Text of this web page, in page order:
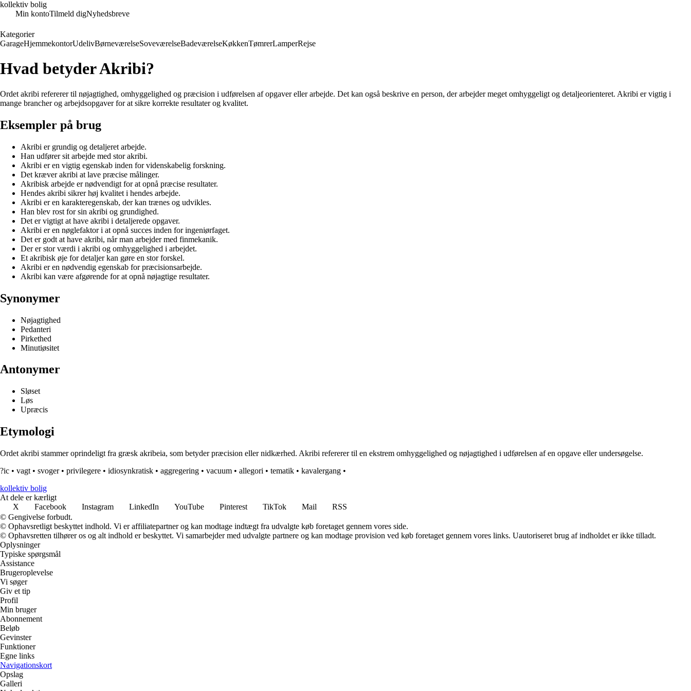
kollektiv bolig
Min kontoTilmeld digNyhedsbreve
Kategorier
GarageHjemmekontorUdelivBørneværelseSoveværelseBadeværelseKøkkenTømrerLamperRejse
Hvad betyder Akribi?
Ordet akribi refererer til nøjagtighed, omhyggelighed og præcision i udførelsen af opgaver eller arbejde. Det kan også beskrive en person, der arbejder meget omhyggeligt og detaljeorienteret. Akribi er vigtig i
mange brancher og arbejdsopgaver for at sikre korrekte resultater og kvalitet.
Eksempler på brug
Akribi er grundig og detaljeret arbejde.
Han udfører sit arbejde med stor akribi.
Akribi er en vigtig egenskab inden for videnskabelig forskning.
Det kræver akribi at lave præcise målinger.
Akribisk arbejde er nødvendigt for at opnå præcise resultater.
Hendes akribi sikrer høj kvalitet i hendes arbejde.
Akribi er en karakteregenskab, der kan trænes og udvikles.
Han blev rost for sin akribi og grundighed.
Det er vigtigt at have akribi i detaljerede opgaver.
Akribi er en nøglefaktor i at opnå succes inden for ingeniørfaget.
Det er godt at have akribi, når man arbejder med finmekanik.
Der er stor værdi i akribi og omhyggelighed i arbejdet.
Et akribisk øje for detaljer kan gøre en stor forskel.
Akribi er en nødvendig egenskab for præcisionsarbejde.
Akribi kan være afgørende for at opnå nøjagtige resultater.
Synonymer
Nøjagtighed
Pedanteri
Pirkethed
Minutiøsitet
Antonymer
Sløset
Løs
Upræcis
Etymologi
Ordet akribi stammer oprindeligt fra græsk akribeia, som betyder præcision eller nidkærhed. Akribi refererer til en ekstrem omhyggelighed og nøjagtighed i udførelsen af en opgave eller undersøgelse.
?ic • vagt • svoger• privilegere • idiosynkratisk • aggregering • vacuum • allegori • tematik • kavalergang •
kollektiv bolig
At dele er kærligt
X
Facebook Instagram LinkedIn YouTube Pinterest TikTok Mail
RSS
© Gengivelse forbudt.
© Ophavsretligt beskyttet indhold. Vi er affiliatepartner og kan modtage indtægt fra udvalgte køb foretaget gennem vores side.
© Ophavsretten tilhører os og alt indhold er beskyttet. Vi samarbejder med udvalgte partnere og kan modtage provision ved køb foretaget gennem vores links. Uautoriseret brug af indholdet er ikke tilladt.
Oplysninger
Typiske spørgsmål
Assistance
Brugeroplevelse
Vi søger
Giv et tip
Profil
Min bruger
Abonnement
Beløb
Gevinster
Funktioner
Egne links
Navigationskort
Opslag
Galleri